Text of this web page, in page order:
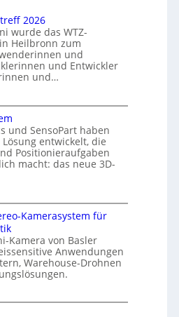
2026
wurde das WTZ-
Heilbronn zum
und
und Entwickler
und…
und SensoPart haben
entwickelt, die
Positionieraufgaben
macht: das neue 3D-
Kamerasystem für
Kamera von Basler
Anwendungen
Warehouse-Drohnen